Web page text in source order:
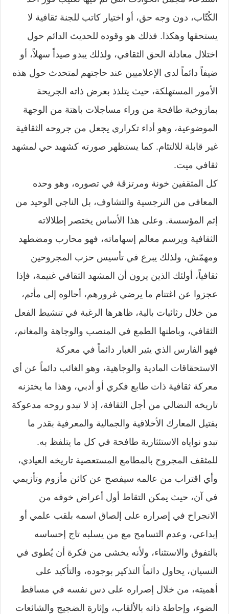
الكُتّاب، دون وجه حق، أو اختيار كاتب للجنة ثقافية لا
يستحقها وهكذا. فذلك هو وقوده للحديث الدائم حول
اختلال معادلة الحق الثقافي، ولذلك يبدو صيداً سهلاً، أو
ضيفاً دائماً لدى الإعلاميين عند حاجتهم لمتحدث حول هذه
الأمور المستهلكة، حيث يتلذذ بعرض ذاته الجريحة
بمازوخية طافحة من وراء مساجلات باهتة من الوجهة
الموضوعية، وهو أداء تكراري يجعل من جروحه الثقافية
غير قابلة للالتئام. كما يستظهر صورته كشهيد حي لمشهد
ثقافي ميت.
كل المثقفين خونة ومرتزقة في تصوره، وهو وحده
المعافى من النرجسية والتشاوف، بل الناجي الوحيد من
إثم المؤسسة. وعلى هذا الأساس يختصر إطلالاته
الثقافية ويرسم معالم إسهاماته، فهو محارب ومضطهد
ومهمّش، ولذلك يبرع في تأسيس حزب المجروحين
ثقافياً، أولئك الذين يرون أن المشهد الثقافي غنيمة، فإذا
عجزوا عن اغتنام ما يرضي غرورهم، أحالوه إلى مأتم،
من خلال رثائيات بالية، ظاهرها الرغبة في تنشيط الفعل
الثقافي، وباطنها الطمع في المنصب والوجاهة والمغانم،
فهو الفارس الذي يثير الغبار دائماً في معركة
الاستحقاقات المادية والوجاهية، وهو الغائب دائماً عن أي
معركة ثقافية ذات طابع فكري أو أدبي، وهذا ما يختزنه
تاريخه النضالي من أجل الثقافة، إذ لا تبدو روحه مدعوكة
بفتيل المعارك الأخلاقية والجمالية والمعرفية بقدر ما
تبدو نواياه الاستئثارية طافحة في كل ما يتلفظ به.
للمثقف المجروح بالمطامع المستعصية تاريخه العيادي،
وأي اقتراب من عالمه سيفصح عن كائن مأزوم وتأزيمي
في آن، حيث يمكن التقاط أول أعراض خوفه من
الانجراح في إصراره على إلصاق اسمه بلقب علمي أو
إبداعي، وعدم التسامح مع من يسلبه تاج إحساسه
بالتفوق والاستثناء، ولأنه يخشى من فكرة أن يُطوى في
النسيان، يحاول دائماً التذكير بوجوده، والتأكيد على
أهميته، من خلال إصراره على دس نفسه في مساقط
الضوء، وإحاطة ذاته بالألقاب، وإثارة الضجيج والشائعات